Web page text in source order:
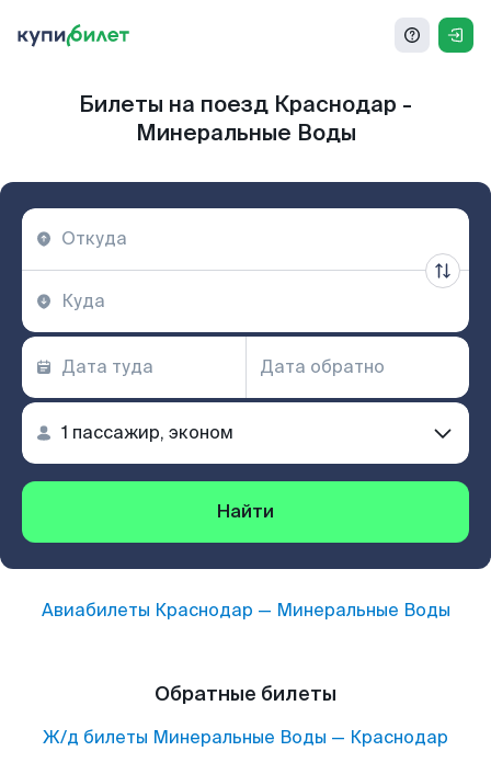
Билеты на поезд Краснодар -
Минеральные Воды
Найти
Авиабилеты Краснодар — Минеральные Воды
Обратные билеты
Ж/д билеты Минеральные Воды — Краснодар